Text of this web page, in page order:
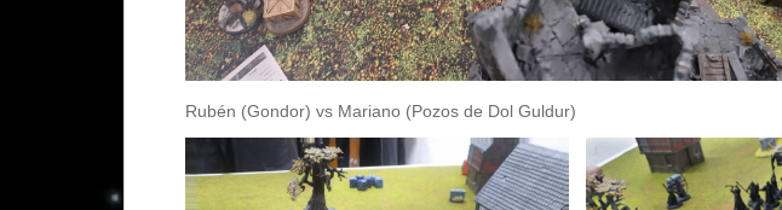
Rubén (Gondor) vs Mariano (Pozos de Dol Guldur)